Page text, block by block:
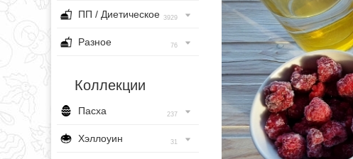
ПП / Диетическое 3929
Разное 76
Коллекции
Пасха 237
Хэллоуин 31